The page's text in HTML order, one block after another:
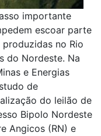
importante
escoar parte
no Rio
do Nordeste. Na
e Energias
de
do leilão de
Bipolo Nordeste
Angicos (RN) e